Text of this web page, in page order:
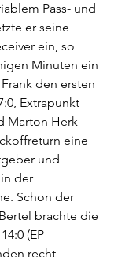
Pass- und
er seine
ein, so
Minuten ein
den ersten
Extrapunkt
Marton Herk
eine
und
der
Schon der
brachte die
(EP
recht